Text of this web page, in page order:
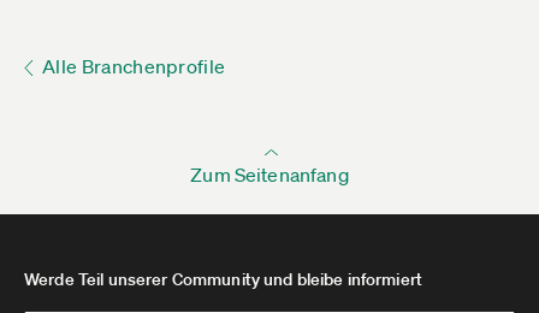
Alle Branchenprofile
Zum Seitenanfang
Werde Teil unserer Community und bleibe informiert